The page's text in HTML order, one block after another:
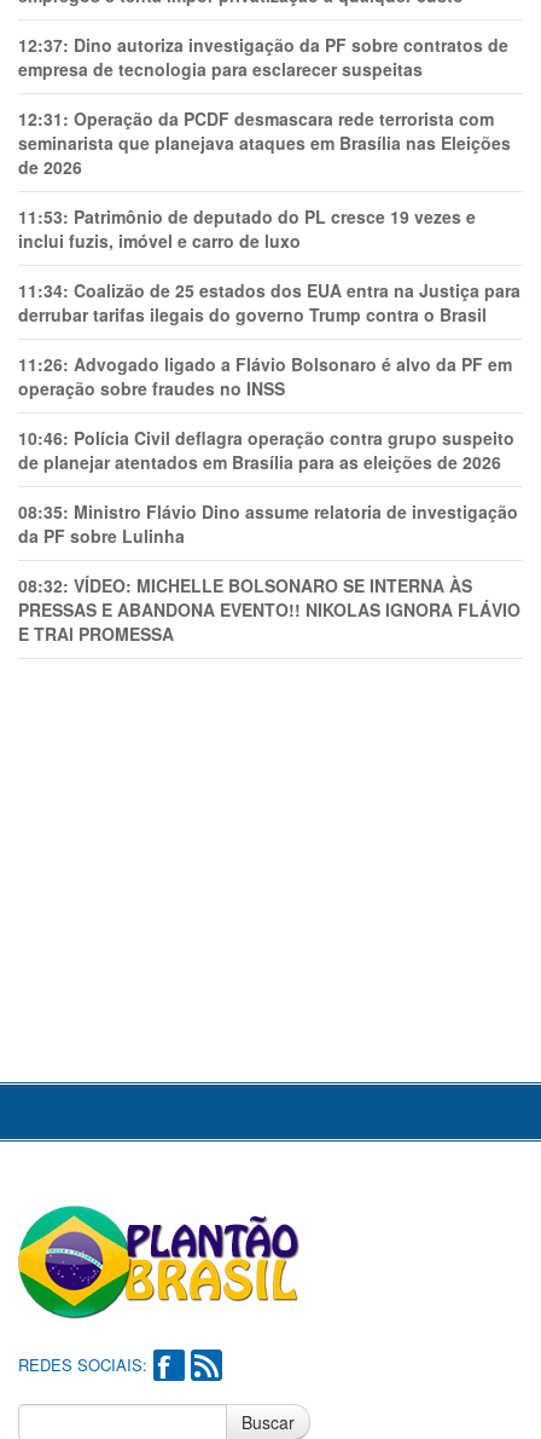
12:37: Dino autoriza investigação da PF sobre contratos de
empresa de tecnologia para esclarecer suspeitas
12:31: Operação da PCDF desmascara rede terrorista com
seminarista que planejava ataques em Brasília nas Eleições
de 2026
11:53: Patrimônio de deputado do PL cresce 19 vezes e
inclui fuzis, imóvel e carro de luxo
11:34: Coalizão de 25 estados dos EUA entra na Justiça para
derrubar tarifas ilegais do governo Trump contra o Brasil
11:26: Advogado ligado a Flávio Bolsonaro é alvo da PF em
operação sobre fraudes no INSS
10:46: Polícia Civil deflagra operação contra grupo suspeito
de planejar atentados em Brasília para as eleições de 2026
08:35: Ministro Flávio Dino assume relatoria de investigação
da PF sobre Lulinha
08:32: VÍDEO: MICHELLE BOLSONARO SE INTERNA ÀS
PRESSAS E ABANDONA EVENTO!! NIKOLAS IGNORA FLÁVIO
E TRAl PROMESSA
REDES SOCIAIS:
Buscar